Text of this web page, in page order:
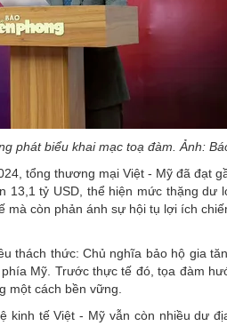
phát biểu khai mạc toạ đàm. Ảnh:
tổng thương mại Việt - Mỹ đã đạt
tỷ USD, thể hiện mức thặng dư
còn phản ánh sự hội tụ lợi ích
thách thức: Chủ nghĩa bảo hộ gia
Mỹ. Trước thực tế đó, tọa đàm
một cách bền vững.
kinh tế Việt - Mỹ vẫn còn nhiều dư